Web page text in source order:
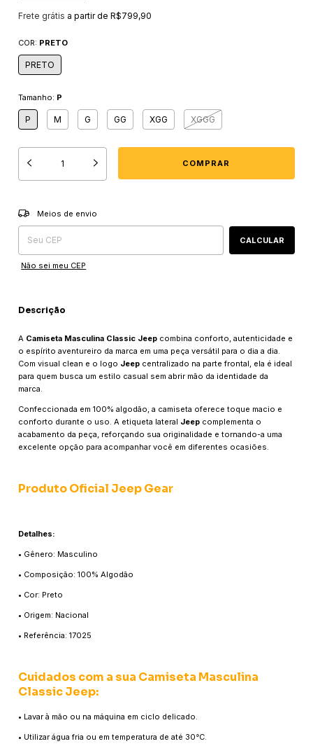
Frete grátis a partir deR$799,90
COR: PRETO
PRETO
Tamanho: P
P M G GG XGG XGGG
Entregas para o CEP:
Meios de envio
CALCULAR
Não sei meu CEP
Descrição
A Camiseta Masculina Classic Jeep combina conforto, autenticidade e
o espírito aventureiro da marca em uma peça versátil para o dia a dia.
Com visual clean e o logo Jeep centralizado na parte frontal, ela é ideal
para quem busca um estilo casual sem abrir mão da identidade da
marca.
Confeccionada em 100% algodão, a camiseta oferece toque macio e
conforto durante o uso. A etiqueta lateral Jeep complementa o
acabamento da peça, reforçando sua originalidade e tornando-a uma
excelente opção para acompanhar você em diferentes ocasiões.
Produto Oficial Jeep Gear
Detalhes:
• Gênero: Masculino
• Composição: 100% Algodão
• Cor: Preto
• Origem: Nacional
• Referência: 17025
Cuidados com a sua Camiseta Masculina
Classic Jeep:
• Lavar à mão ou na máquina em ciclo delicado.
• Utilizar água fria ou em temperatura de até 30°C.